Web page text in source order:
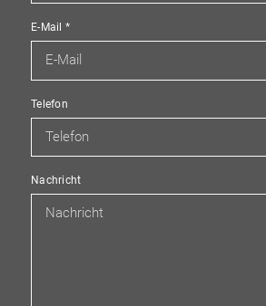
E-Mail *
Telefon
Nachricht